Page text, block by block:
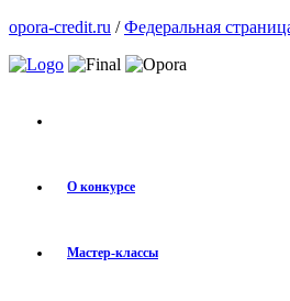
opora-credit.ru /Федеральная
О конкурсе
Мастер-классы